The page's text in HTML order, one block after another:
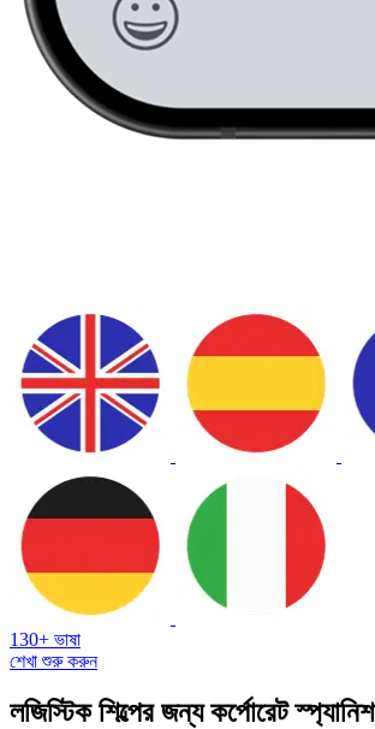
130+ ভাষা
শেখা শুরু করুন
লজিস্টিক শিল্পের জন্য কর্পোরেট স্প্যানিশ